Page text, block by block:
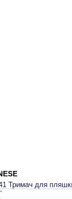
Тримач для